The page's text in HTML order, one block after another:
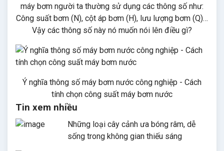
máy bơm người ta thường sử dụng các thông số như:
Công suất bơm (N), cột áp bơm (H), lưu lượng bơm (Q)…
Vậy các thông số này nó muốn nói lên điều gì?
Ý nghĩa thông số máy bơm nước công nghiệp - Cách
tính chọn công suất máy bơm nước
Tin xem nhiều
Những loại cây cảnh ưa bóng râm, dễ
sống trong không gian thiếu sáng